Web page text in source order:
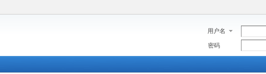
用户名
密码